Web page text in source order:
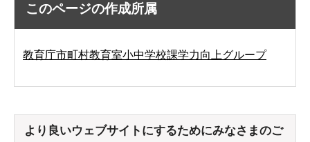
このページの作成所属
教育庁市町村教育室小中学校課学力向上グループ
より良いウェブサイトにするためにみなさまのご